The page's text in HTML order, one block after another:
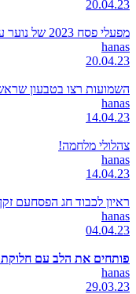
20.04.23
מפעלי פסח 2023 של נוער עמק יזרעאל
hanas
20.04.23
השמועות רצו בטבעון
hanas
14.04.23
צהלולי מלחמה!
hanas
14.04.23
ראיון לכבוד חג הפסחעם
hanas
04.04.23
פותחים את הלב עם חלוקת
hanas
29.03.23